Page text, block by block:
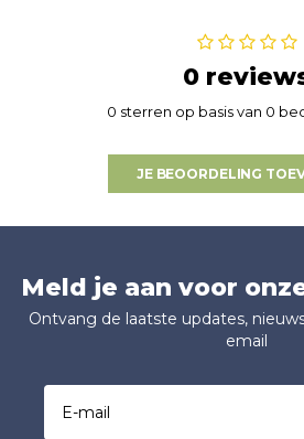
0
0 sterren op basis van 0
JE BEOORDELING
Meld je aan voor
Ontvang de laatste updates,
email